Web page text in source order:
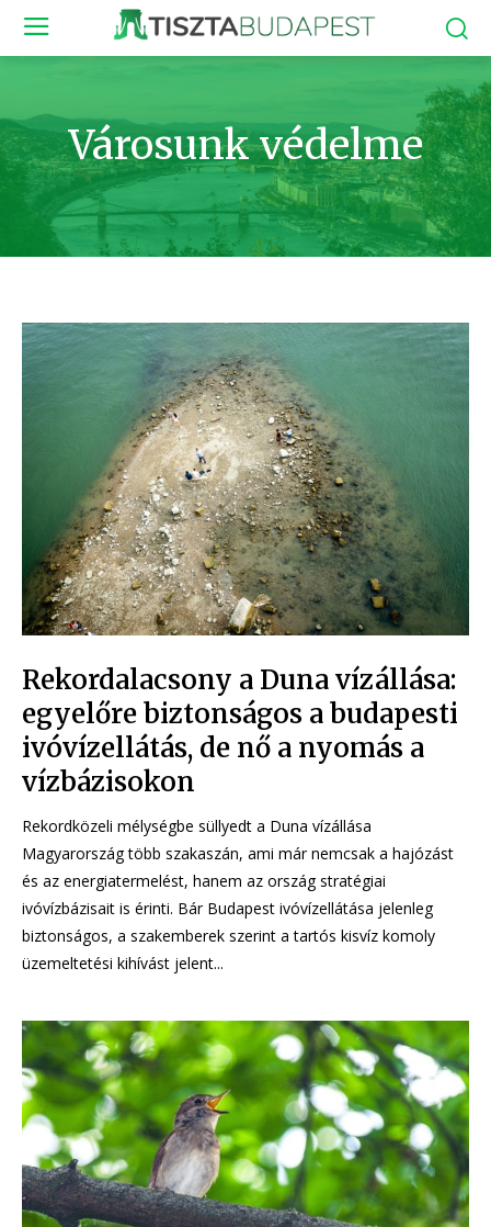
Városunk védelme
Rekordalacsony a Duna vízállása:
egyelőre biztonságos a budapesti
ivóvízellátás, de nő a nyomás a
vízbázisokon
Rekordközeli mélységbe süllyedt a Duna vízállása
Magyarország több szakaszán, ami már nemcsak a hajózást
és az energiatermelést, hanem az ország stratégiai
ivóvízbázisait is érinti. Bár Budapest ivóvízellátása jelenleg
biztonságos, a szakemberek szerint a tartós kisvíz komoly
üzemeltetési kihívást jelent...